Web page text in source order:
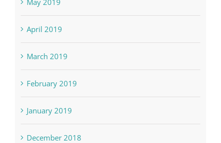
April 2019
March 2019
February 2019
January 2019
December 2018